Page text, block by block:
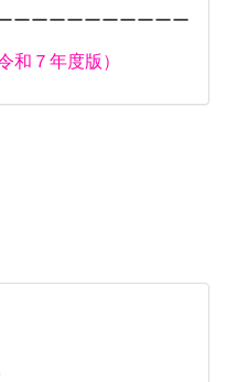
ーーーーーーーーーー
和７年度版）